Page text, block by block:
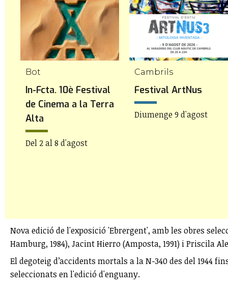
Bot
In-Fcta. 10è Festival
de Cinema a la Terra
Alta
Del 2 al 8 d'agost
Cambrils
Festival ArtNus
Diumenge 9 d'agost
Nova edició de l'exposició 'Ebrergent', amb les obres
Hamburg, 1984), Jacint Hierro (Amposta, 1991) i Priscila
El degoteig d’accidents mortals a la N-340 des del 1944
seleccionats en l'edició d'enguany.